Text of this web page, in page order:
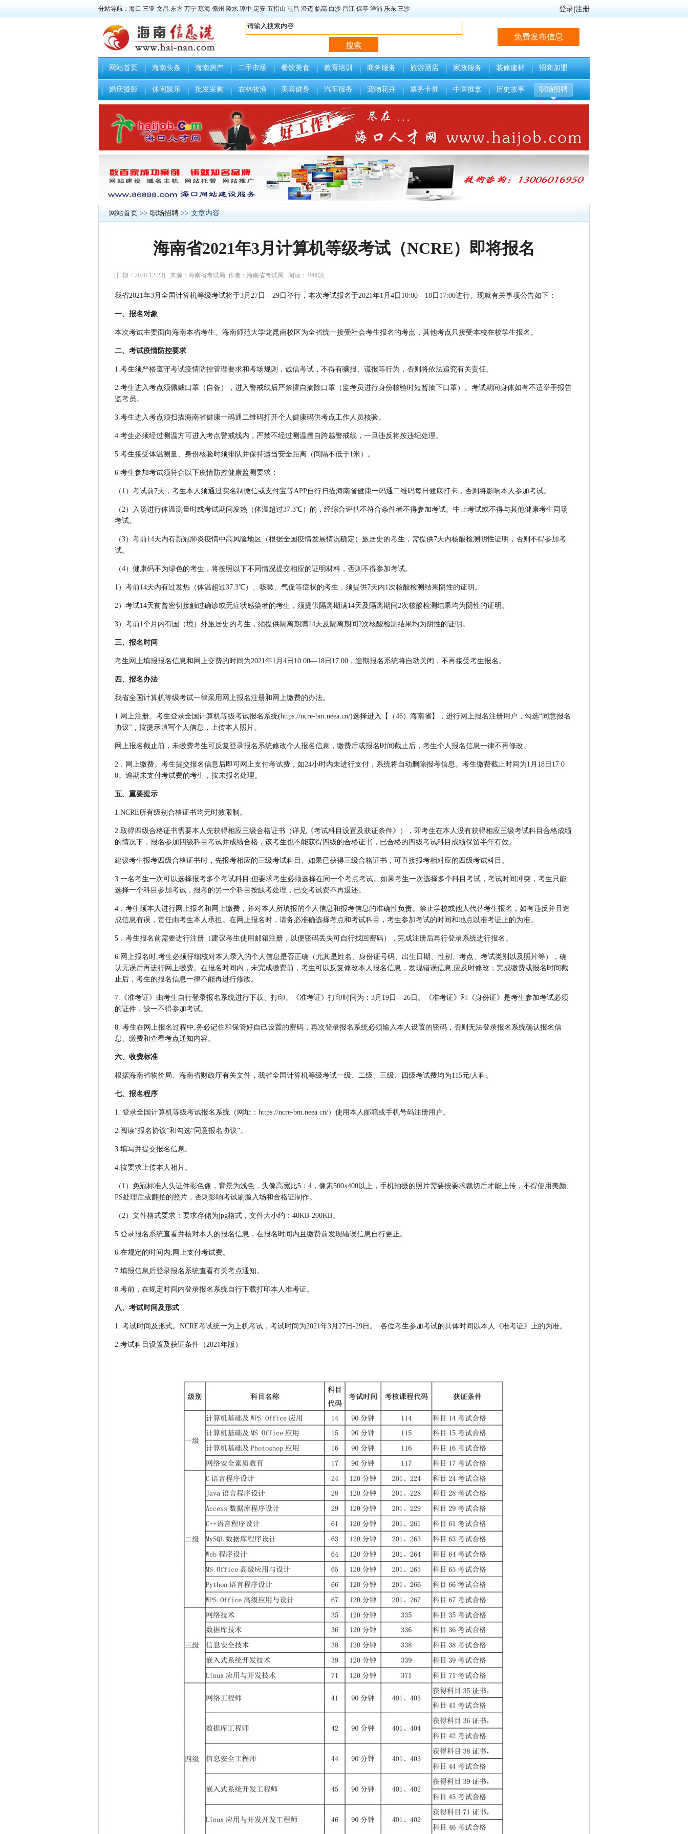
分站导航： 海口 三亚 文昌 东方 万宁 琼海 儋州 陵水 琼中 定安 五指山 屯昌 澄迈 临高 白沙 昌江 保亭 洋浦 乐东 三沙 登录|注册
免费发布信息
网站首页 海南头条 海南房产 二手市场 餐饮美食 教育培训 商务服务 旅游酒店 家政服务 装修建材 招商加盟
婚庆摄影 休闲娱乐 批发采购 农林牧渔 美容健身 汽车服务 宠物花卉 票务卡券 中医推拿 历史故事 职场招聘
网站首页 >> 职场招聘 >> 文章内容
海南省2021年3月计算机等级考试（NCRE）即将报名
[日期：2020-12-23] 来源：海南省考试局 作者：海南省考试局 阅读：4968次
我省2021年3月全国计算机等级考试将于3月27日—29日举行，本次考试报名于2021年1月4日10:00—18日17:00进行。现就有关事项公告如下：
一、报名对象
本次考试主要面向海南本省考生。海南师范大学龙昆南校区为全省统一接受社会考生报名的考点，其他考点只接受本校在校学生报名。
二、考试疫情防控要求
1.考生须严格遵守考试疫情防控管理要求和考场规则，诚信考试，不得有瞒报、谎报等行为，否则将依法追究有关责任。
2.考生进入考点须佩戴口罩（自备），进入警戒线后严禁擅自摘除口罩（监考员进行身份核验时短暂摘下口罩）。考试期间身体如有不适举手报告
监考员。
3.考生进入考点须扫描海南省健康一码通二维码打开个人健康码供考点工作人员核验。
4.考生必须经过测温方可进入考点警戒线内，严禁不经过测温擅自跨越警戒线，一旦违反将按违纪处理。
5.考生接受体温测量、身份核验时须排队并保持适当安全距离（间隔不低于1米）。
6.考生参加考试须符合以下疫情防控健康监测要求：
（1）考试前7天，考生本人须通过实名制微信或支付宝等APP自行扫描海南省健康一码通二维码每日健康打卡，否则将影响本人参加考试。
（2）入场进行体温测量时或考试期间发热（体温超过37.3℃）的，经综合评估不符合条件者不得参加考试、中止考试或不得与其他健康考生同场
考试。
（3）考前14天内有新冠肺炎疫情中高风险地区（根据全国疫情发展情况确定）旅居史的考生，需提供7天内核酸检测阴性证明，否则不得参加考
试。
（4）健康码不为绿色的考生，将按照以下不同情况提交相应的证明材料，否则不得参加考试。
1）考前14天内有过发热（体温超过37.3℃）、咳嗽、气促等症状的考生，须提供7天内1次核酸检测结果阴性的证明。
2）考试14天前曾密切接触过确诊或无症状感染者的考生，须提供隔离期满14天及隔离期间2次核酸检测结果均为阴性的证明。
3）考前1个月内有国（境）外旅居史的考生，须提供隔离期满14天及隔离期间2次核酸检测结果均为阴性的证明。
三、报名时间
考生网上填报报名信息和网上交费的时间为2021年1月4日10:00—18日17:00，逾期报名系统将自动关闭，不再接受考生报名。
四、报名办法
我省全国计算机等级考试一律采用网上报名注册和网上缴费的办法。
1.网上注册。考生登录全国计算机等级考试报名系统(https://ncre-bm.neea.cn/)选择进入【（46）海南省】，进行网上报名注册用户，勾选“同意报名
协议”，按提示填写个人信息，上传本人照片。
网上报名截止前，未缴费考生可反复登录报名系统修改个人报名信息，缴费后或报名时间截止后，考生个人报名信息一律不再修改。
2．网上缴费。考生提交报名信息后即可网上支付考试费，如24小时内未进行支付，系统将自动删除报考信息。考生缴费截止时间为1月18日17:0
0。逾期未支付考试费的考生，按未报名处理。
五、重要提示
1.NCRE所有级别合格证书均无时效限制。
2.取得四级合格证书需要本人先获得相应三级合格证书（详见《考试科目设置及获证条件》），即考生在本人没有获得相应三级考试科目合格成绩
的情况下，报名参加四级科目考试并成绩合格，该考生也不能获得四级的合格证书，已合格的四级考试科目成绩保留半年有效。
建议考生报考四级合格证书时，先报考相应的三级考试科目。如果已获得三级合格证书，可直接报考相对应的四级考试科目。
3.一名考生一次可以选择报考多个考试科目,但要求考生必须选择在同一个考点考试。如果考生一次选择多个科目考试，考试时间冲突，考生只能
选择一个科目参加考试，报考的另一个科目按缺考处理，已交考试费不再退还。
4．考生须本人进行网上报名和网上缴费，并对本人所填报的个人信息和报考信息的准确性负责。禁止学校或他人代替考生报名，如有违反并且造
成信息有误，责任由考生本人承担。在网上报名时，请务必准确选择考点和考试科目，考生参加考试的时间和地点以准考证上的为准。
5．考生报名前需要进行注册（建议考生使用邮箱注册，以便密码丢失可自行找回密码），完成注册后再行登录系统进行报名。
6.网上报名时,考生必须仔细核对本人录入的个人信息是否正确（尤其是姓名、身份证号码、出生日期、性别、考点、考试类别以及照片等），确
认无误后再进行网上缴费。在报名时间内，未完成缴费前，考生可以反复修改本人报名信息，发现错误信息,应及时修改；完成缴费或报名时间截
止后，考生的报名信息一律不能再进行修改。
7.《准考证》由考生自行登录报名系统进行下载、打印。《准考证》打印时间为：3月19日—26日。《准考证》和《身份证》是考生参加考试必须
的证件，缺一不得参加考试。
8. 考生在网上报名过程中,务必记住和保管好自己设置的密码，再次登录报名系统必须输入本人设置的密码，否则无法登录报名系统确认报名信
息、缴费和查看考点通知内容。
六、收费标准
根据海南省物价局、海南省财政厅有关文件，我省全国计算机等级考试一级、二级、三级、四级考试费均为115元/人科。
七、报名程序
1. 登录全国计算机等级考试报名系统（网址：https://ncre-bm.neea.cn/）使用本人邮箱或手机号码注册用户。
2.阅读“报名协议”和勾选“同意报名协议”。
3.填写并提交报名信息。
4.按要求上传本人相片。
（1）免冠标准人头证件彩色像，背景为浅色，头像高宽比5：4，像素500x400以上，手机拍摄的照片需要按要求裁切后才能上传，不得使用美颜、
PS处理后或翻拍的照片，否则影响考试刷脸入场和合格证制作。
（2）文件格式要求：要求存储为jpg格式，文件大小约：40KB-200KB。
5.登录报名系统查看并核对本人的报名信息，在报名时间内且缴费前发现错误信息自行更正。
6.在规定的时间内,网上支付考试费。
7.填报信息后登录报名系统查看有关考点通知。
8.考前，在规定时间内登录报名系统自行下载打印本人准考证。
八、考试时间及形式
1. 考试时间及形式。NCRE考试统一为上机考试，考试时间为2021年3月27日-29日。 各位考生参加考试的具体时间以本人《准考证》上的为准。
2.考试科目设置及获证条件（2021年版）